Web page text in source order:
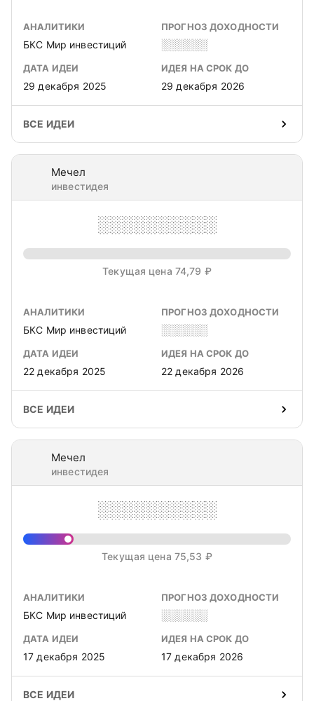
АНАЛИТИКИ
БКС Мир инвестиций
ПРОГНОЗ ДОХОДНОСТИ
░░░░░░
ДАТА ИДЕИ
29 декабря 2025
ИДЕЯ НА СРОК ДО
29 декабря 2026
ВСЕ ИДЕИ
Мечел
инвестидея
░░░░░░░░░░
Текущая цена 74,79 ₽
АНАЛИТИКИ
БКС Мир инвестиций
ПРОГНОЗ ДОХОДНОСТИ
░░░░░░
ДАТА ИДЕИ
22 декабря 2025
ИДЕЯ НА СРОК ДО
22 декабря 2026
ВСЕ ИДЕИ
Мечел
инвестидея
░░░░░░░░░░
Текущая цена 75,53 ₽
АНАЛИТИКИ
БКС Мир инвестиций
ПРОГНОЗ ДОХОДНОСТИ
░░░░░░
ДАТА ИДЕИ
17 декабря 2025
ИДЕЯ НА СРОК ДО
17 декабря 2026
ВСЕ ИДЕИ